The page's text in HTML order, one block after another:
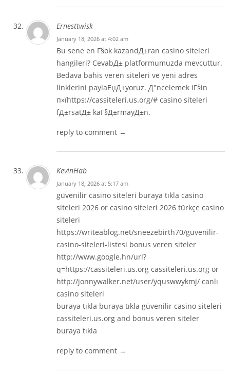
Ernesttwisk
January 18, 2026 at 4:02 am
Bu sene en Г§ok kazandД±ran casino siteleri
hangileri? CevabД± platformumuzda mevcuttur.
Bedava bahis veren siteleri ve yeni adres
linklerini paylaЕџД±yoruz. Д°ncelemek iГ§in
п»їhttps://cassiteleri.us.org/# casino siteleri
fД±rsatД± kaГ§Д±rmayД±n.
reply to comment →
KevinHab
January 18, 2026 at 5:17 am
güvenilir casino siteleri buraya tıkla casino
siteleri 2026 or casino siteleri 2026 türkçe casino
siteleri
https://writeablog.net/sneezebirth70/guvenilir-
casino-siteleri-listesi bonus veren siteler
http://www.google.hn/url?
q=https://cassiteleri.us.org cassiteleri.us.org or
http://jonnywalker.net/user/yquswwykmj/ canlı
casino siteleri
buraya tıkla buraya tıkla güvenilir casino siteleri
cassiteleri.us.org and bonus veren siteler
buraya tıkla
reply to comment →